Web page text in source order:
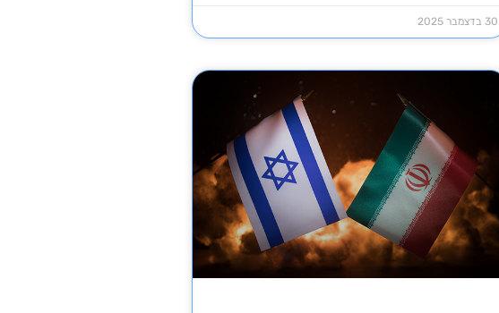
30 בדצמבר 2025